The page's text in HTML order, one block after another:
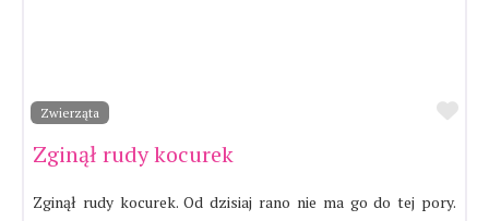
Zwierząta
Zginął rudy kocurek
Zginął rudy kocurek. Od dzisiaj rano nie ma go do tej pory.